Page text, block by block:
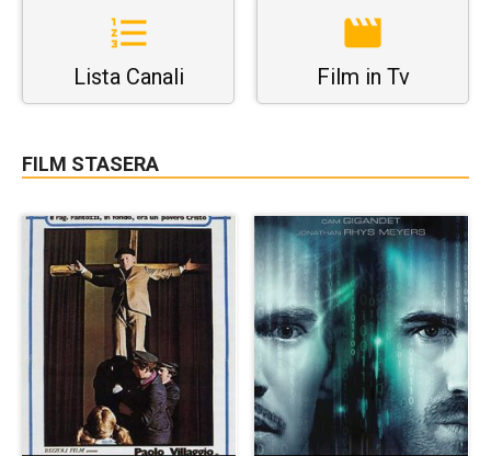
Lista Canali Film in Tv
FILM STASERA